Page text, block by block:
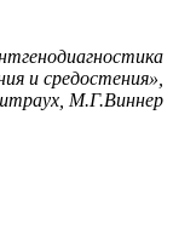
и средостения»,
М.Г.Виннер